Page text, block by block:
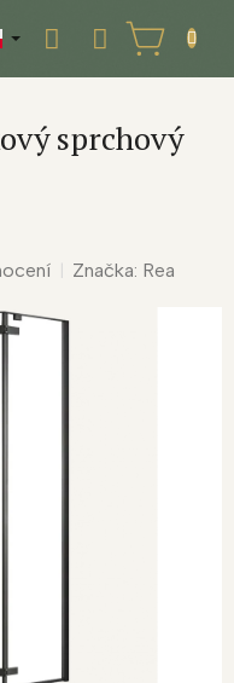
NÁKUPNÍ
KOŠÍK
sprchový
Značka: Rea